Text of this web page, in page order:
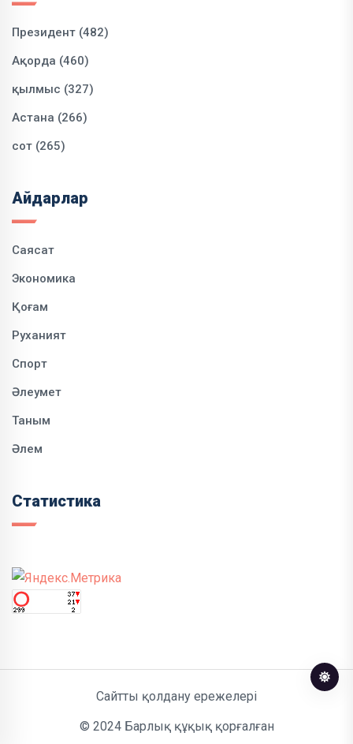
Президент (482)
Ақорда (460)
қылмыс (327)
Астана (266)
сот (265)
Айдарлар
Саясат
Экономика
Қоғам
Руханият
Спорт
Әлеумет
Таным
Әлем
Статистика
Сайтты қолдану ережелері
© 2024 Барлық құқық қорғалған